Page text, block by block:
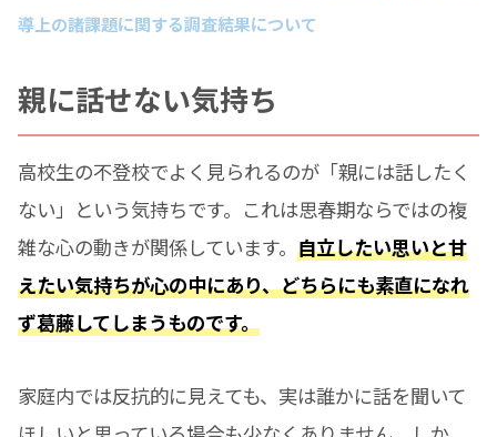
導上の諸課題に関する調査結果について
親に話せない気持ち
高校生の不登校でよく見られるのが「親には話したく
ない」という気持ちです。これは思春期ならではの複
雑な心の動きが関係しています。自立したい思いと甘
えたい気持ちが心の中にあり、どちらにも素直になれ
ず葛藤してしまうものです。
家庭内では反抗的に見えても、実は誰かに話を聞いて